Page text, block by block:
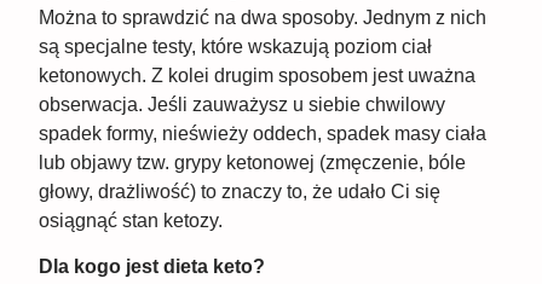
Można to sprawdzić na dwa sposoby. Jednym z nich
są specjalne testy, które wskazują poziom ciał
ketonowych. Z kolei drugim sposobem jest uważna
obserwacja. Jeśli zauważysz u siebie chwilowy
spadek formy, nieświeży oddech, spadek masy ciała
lub objawy tzw. grypy ketonowej (zmęczenie, bóle
głowy, drażliwość) to znaczy to, że udało Ci się
osiągnąć stan ketozy.
Dla kogo jest dieta keto?